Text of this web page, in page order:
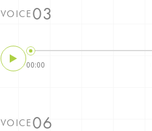
VOICE
00:00
VOICE